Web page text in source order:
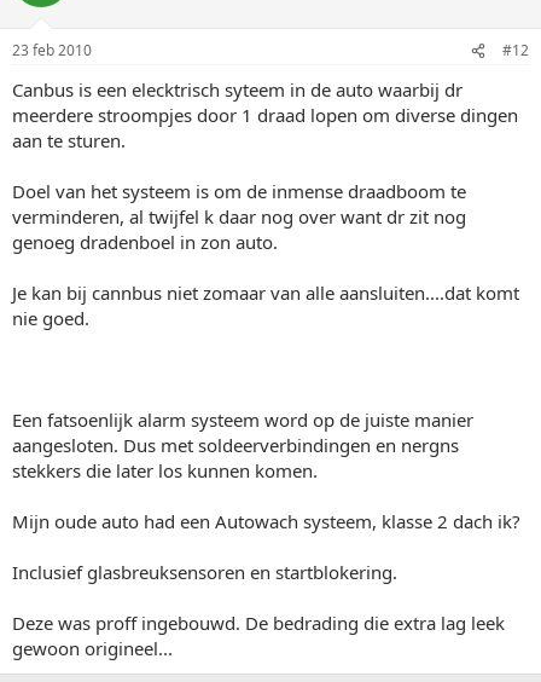
23 feb 2010 #12
Canbus is een elecktrisch syteem in de auto waarbij dr
meerdere stroompjes door 1 draad lopen om diverse dingen
aan te sturen.
Doel van het systeem is om de inmense draadboom te
verminderen, al twijfel k daar nog over want dr zit nog
genoeg dradenboel in zon auto.
Je kan bij cannbus niet zomaar van alle aansluiten....dat komt
nie goed.
Een fatsoenlijk alarm systeem word op de juiste manier
aangesloten. Dus met soldeerverbindingen en nergns
stekkers die later los kunnen komen.
Mijn oude auto had een Autowach systeem, klasse 2 dach ik?
Inclusief glasbreuksensoren en startblokering.
Deze was proff ingebouwd. De bedrading die extra lag leek
gewoon origineel...